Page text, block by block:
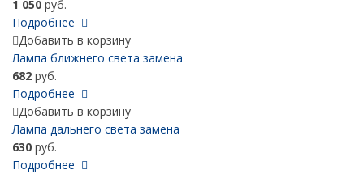
1 050 руб.
Подробнее
Добавить в корзину
Лампа ближнего света замена
682 руб.
Подробнее
Добавить в корзину
Лампа дальнего света замена
630 руб.
Подробнее